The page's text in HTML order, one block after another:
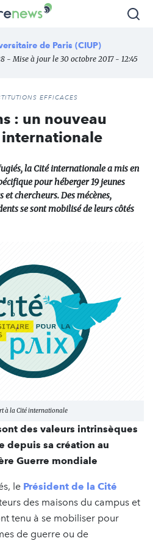
de Paris (CIUP)
- Mise à jour le 30 octobre 2017 - 12:45
EFFICACES
: un nouveau
la Cité internationale a mis en
pour héberger 19 jeunes
chercheurs. Des mécènes,
se sont mobilisé de leurs côtés
à la Cité internationale
des valeurs intrinsèques
depuis sa création au
Guerre mondiale
le Président de la Cité
des maisons du campus et
tenu à se mobiliser pour
de guerre ou de